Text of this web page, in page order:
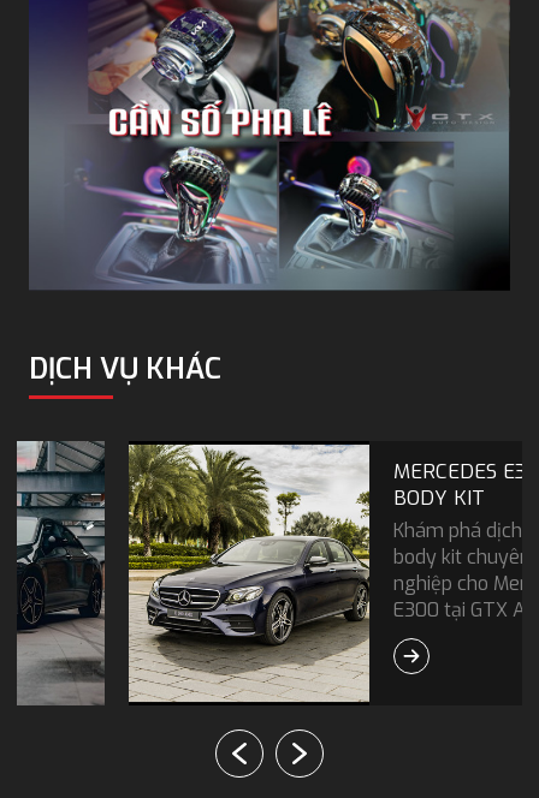
DỊCH VỤ KHÁC
MERCEDES E300 ĐỘ
BODY KIT
Khám phá dịch vụ độ
body kit chuyên
nghiệp cho Mercedes
E300 tại GTX Auto
Care. Liên hệ ngay để
được tư vấn chi tiết!